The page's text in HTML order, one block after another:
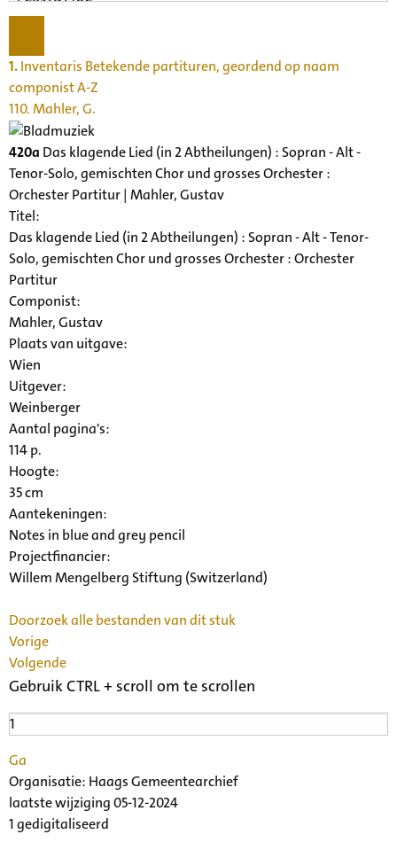
1.Inventaris Betekende partituren, geordend op naam
componist A-Z
110. Mahler, G.
420a Das klagende Lied (in 2 Abtheilungen) : Sopran - Alt -
Tenor-Solo, gemischten Chor und grosses Orchester :
Orchester Partitur | Mahler, Gustav
Titel:
Das klagende Lied (in 2 Abtheilungen) : Sopran - Alt - Tenor-
Solo, gemischten Chor und grosses Orchester : Orchester
Partitur
Componist:
Mahler, Gustav
Plaats van uitgave:
Wien
Uitgever:
Weinberger
Aantal pagina's:
114 p.
Hoogte:
35 cm
Aantekeningen:
Notes in blue and grey pencil
Projectfinancier:
Willem Mengelberg Stiftung (Switzerland)
Doorzoek alle bestanden van dit stuk
Vorige
Volgende
Gebruik CTRL + scroll om te scrollen
Ga
Organisatie: Haags Gemeentearchief
laatste wijziging 05-12-2024
1 gedigitaliseerd